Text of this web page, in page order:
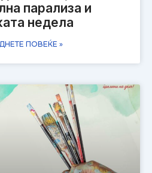
парализа и
недела
ПОВЕЌЕ »